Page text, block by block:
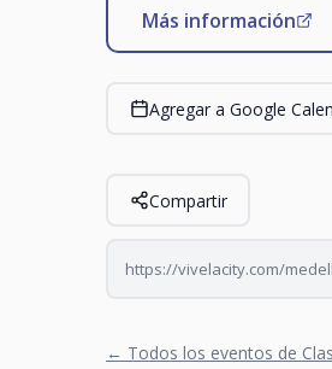
Más información
Agregar a Google
Compartir
https://vivelacity.com/
← Todos los eventos de